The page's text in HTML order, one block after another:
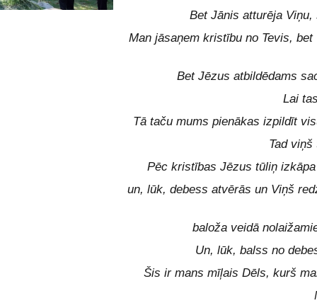
Bet Jānis atturēja Viņu,
Man jāsaņem kristību no Tevis, bet
Bet Jēzus atbildēdams
Lai
Tā taču mums pienākas izpildīt
Tad
Pēc kristības Jēzus tūliņ
un, lūk, debess atvērās un Viņš
baloža veidā
Un, lūk, balss no
Šis ir mans mīļais Dēls, kurš